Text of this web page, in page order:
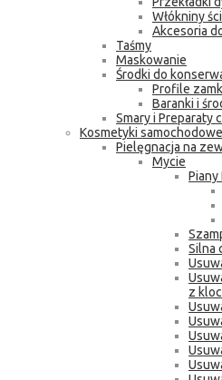
Włókniny
Akcesoria
Taśmy
Maskowanie
Środki do
Profile
Baranki i
Smary i Preparaty
Kosmetyki samochodowe
Pielęgnacja na
Mycie
Piany
Silna
z